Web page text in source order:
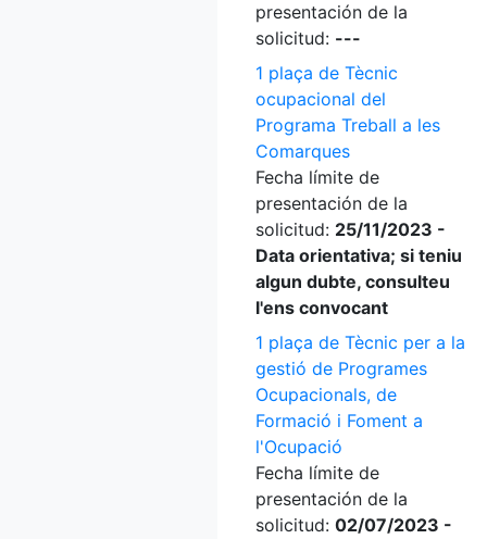
presentación de la
solicitud: ---
1 plaça de Tècnic
ocupacional del
Programa Treball a les
Comarques
Fecha límite de
presentación de la
solicitud: 25/11/2023 -
Data orientativa; si teniu
algun dubte, consulteu
l'ens convocant
1 plaça de Tècnic per a la
gestió de Programes
Ocupacionals, de
Formació i Foment a
l'Ocupació
Fecha límite de
presentación de la
solicitud: 02/07/2023 -